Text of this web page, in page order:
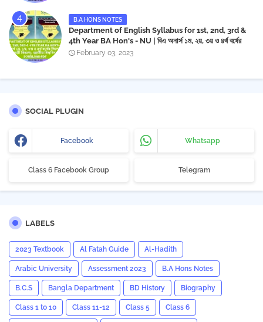
B.A HONS NOTES
Department of English Syllabus for 1st, 2nd, 3rd &
4th Year BA Hon's - NU | বিএ অনার্স ১ম, ২য়, ৩য় ও ৪র্থ বর্ষের
সিলেবাস (ইংরেজী বিভাগ)- জাতীয় বিশ্ববিদ্যালয় | Download PDF
February 03, 2023
SOCIAL PLUGIN
Facebook Whatsapp
Class 6 Facebook Group Telegram
LABELS
2023 Textbook Al Fatah Guide Al-Hadith
Arabic University Assessment 2023 B.A Hons Notes
B.C.S Bangla Department BD History Biography
Class 1 to 10 Class 11-12 Class 5 Class 6